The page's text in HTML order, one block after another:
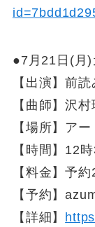
●7月21日(月)
【出演】前
【曲師】沢
【場所】ア
【時間】12
【料金】予
【予約】
【詳細】